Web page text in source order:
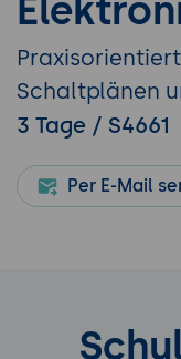
Schaltplänen
3 Tage / S4661
Per E-Mail